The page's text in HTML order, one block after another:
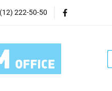
(12) 222-50-50
Kategorie Artykuły
i eksploatacja